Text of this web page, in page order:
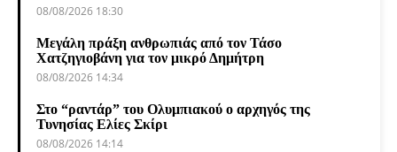
08/08/2026 18:30
Μεγάλη πράξη ανθρωπιάς από τον Τάσο
Χατζηγιοβάνη για τον μικρό Δημήτρη
08/08/2026 14:34
Στο “ραντάρ” του Ολυμπιακού ο αρχηγός της
Τυνησίας Ελίες Σκίρι
08/08/2026 14:14